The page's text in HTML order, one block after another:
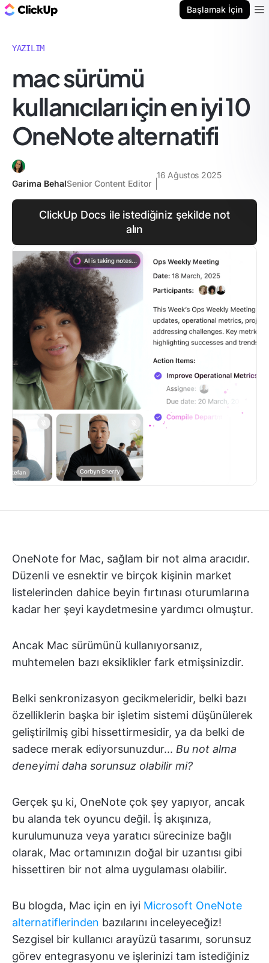
Başlamak İçin
YAZILIM
mac sürümü
kullanıcıları için en iyi 10
OneNote alternatifi
Garima BehalSenior Content Editor
16 Ağustos 2025
ClickUp Docs ile istediğiniz şekilde not
alın
OneNote for Mac, sağlam bir not alma aracıdır.
Düzenli ve esnektir ve birçok kişinin market
listelerinden dahice beyin fırtınası oturumlarına
kadar her şeyi kaydetmesine yardımcı olmuştur.
Ancak Mac sürümünü kullanıyorsanız,
muhtemelen bazı eksiklikler fark etmişsinizdir.
Belki senkronizasyon gecikmeleridir, belki bazı
özelliklerin başka bir işletim sistemi düşünülerek
geliştirilmiş gibi hissettirmesidir, ya da belki de
sadece merak ediyorsunuzdur... Bu not alma
deneyimi daha sorunsuz olabilir mi?
Gerçek şu ki, OneNote çok şey yapıyor, ancak
bu alanda tek oyuncu değil. İş akışınıza,
kurulumunuza veya yaratıcı sürecinize bağlı
olarak, Mac ortamınızın doğal bir uzantısı gibi
hissettiren bir not alma uygulaması olabilir.
Bu blogda, Mac için en iyi Microsoft OneNote
alternatiflerinden bazılarını inceleyeceğiz!
Sezgisel bir kullanıcı arayüzü tasarımı, sorunsuz
görev entegrasyonu ve işlerinizi tam istediğiniz